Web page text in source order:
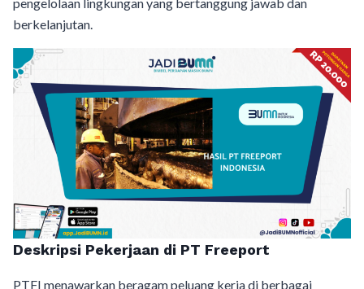
berkelanjutan.
Deskripsi Pekerjaan di PT Freeport
PTFI menawarkan beragam peluang kerja di berbagai